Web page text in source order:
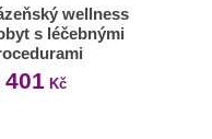
wellness
s léčebnými
401 Kč